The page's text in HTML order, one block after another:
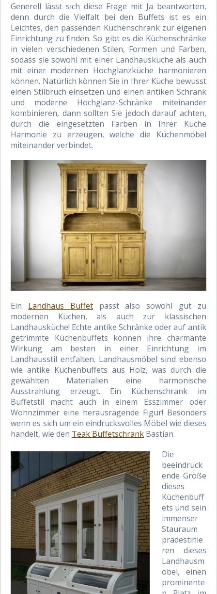
Generell lässt sich diese Frage mit Ja beantworten,
denn durch die Vielfalt bei den Buffets ist es ein
Leichtes, den passenden Küchenschrank zur eigenen
Einrichtung zu finden. So gibt es die Küchenschränke
in vielen verschiedenen Stilen, Formen und Farben,
sodass sie sowohl mit einer Landhausküche als auch
mit einer modernen Hochglanzküche harmonieren
können. Natürlich können Sie in Ihrer Küche bewusst
einen Stilbruch einsetzen und einen antiken Schrank
und moderne Hochglanz-Schränke miteinander
kombinieren, dann sollten Sie jedoch darauf achten,
durch die eingesetzten Farben in Ihrer Küche
Harmonie zu erzeugen, welche die Küchenmöbel
miteinander verbindet.
Ein Landhaus Buffetpasst also sowohl gut zu
modernen Küchen, als auch zur klassischen
Landhausküche! Echte antike Schränke oder auf antik
getrimmte Küchenbuffets können ihre charmante
Wirkung am besten in einer Einrichtung im
Landhausstil entfalten. Landhausmöbel sind ebenso
wie antike Küchenbuffets aus Holz, was durch die
gewählten Materialien eine harmonische
Ausstrahlung erzeugt. Ein Küchenschrank im
Buffetstil macht auch in einem Esszimmer oder
Wohnzimmer eine herausragende Figur! Besonders
wenn es sich um ein eindrucksvolles Möbel wie dieses
handelt, wie den Teak Buffetschrank Bastian.
Die
beeindruck
ende Größe
dieses
Küchenbuff
ets und sein
immenser
Stauraum
prädestinie
ren dieses
Landhausm
öbel, einen
prominente